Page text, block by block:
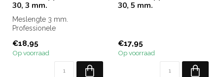
30, 3 mm.
Meslengte 3 mm.
Professionele
topkwaliteit.
Nagelriemtan...
€18,95
Op voorraad
30, 5 mm.
€17,95
Op voorraad